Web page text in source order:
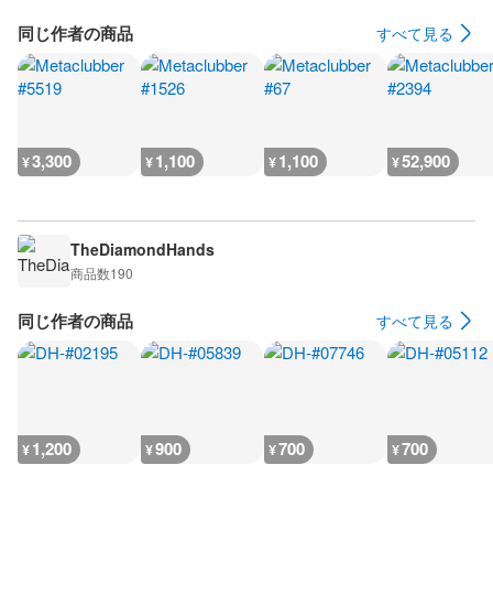
同じ作者の商品 すべて見る
¥3,300 ¥1,100 ¥1,100 ¥52,900
TheDiamondHands
商品数190
同じ作者の商品 すべて見る
¥1,200 ¥900 ¥700 ¥700